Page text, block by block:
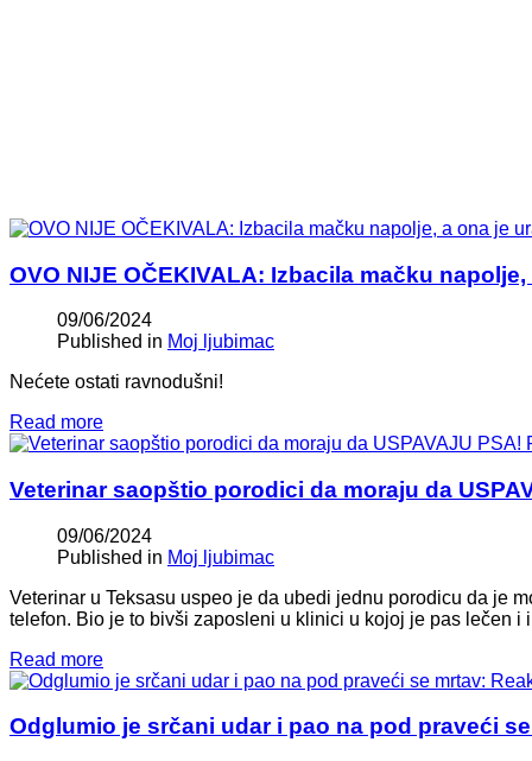
OVO NIJE OČEKIVALA: Izbacila mačku
09/06/2024
Published in Moj ljubimac
Nećete ostati ravnodušni!
Read more
Veterinar saopštio porodici da moraju da
09/06/2024
Published in Moj ljubimac
Veterinar u Teksasu uspeo je da ubedi jednu porodicu da je
telefon. Bio je to bivši zaposleni u klinici u kojoj je pas lečen i
Read more
Odglumio je srčani udar i pao na pod praveći